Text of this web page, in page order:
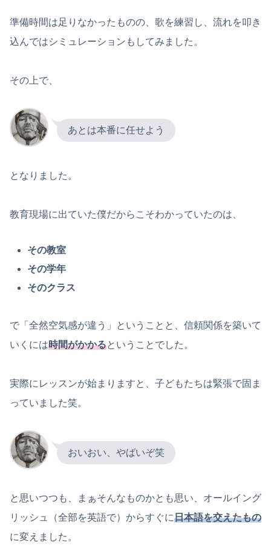
準備時間は足りなかったものの、歌を練習し、流れを叩き
込んではシミュレーションもしてみました。
その上で、
あとは本番に任せよう
となりました。
教育現場に出ていた僕だからこそわかっていたのは、
その教室
その学年
そのクラス
で「全然空気感が違う」ということと、信頼関係を築いて
いくには時間がかかるということでした。
実際にレッスンが始まりますと、子どもたちは緊張で固ま
っていました笑。
おいおい、やばいぞ笑
と思いつつも、まぁそんなものかとも思い、オールイング
リッシュ（全部を英語で）からすぐに日本語を交えたもの
に変えました。